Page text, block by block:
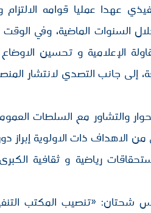
عهدا عمليا قوامه
السنوات الماضية، وفي
الإعلامية و تحسين الاوضاع
إلى جانب التصدي لانتشار
والتشاور مع السلطات
الاهداف ذات الاولوية إبراز
رياضية و ثقافية
شحتان: «تنصيب المكتب